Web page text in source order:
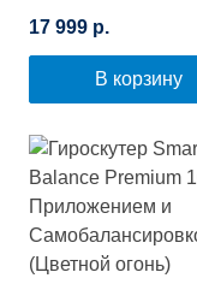
(Красное пламя)
17 999 р.
В корзину